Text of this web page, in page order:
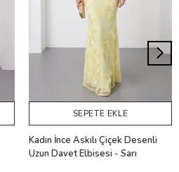
SEPETE EKLE
Kadın İnce Askılı Çiçek Desenli
Uzun Davet Elbisesi - Sarı